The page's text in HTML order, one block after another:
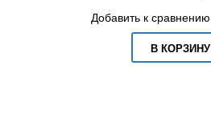
Добавить к сравнению
В КОРЗИНУ